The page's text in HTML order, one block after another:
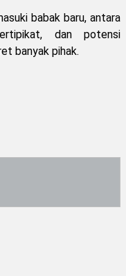
babak baru, antara
dan potensi
banyak pihak.